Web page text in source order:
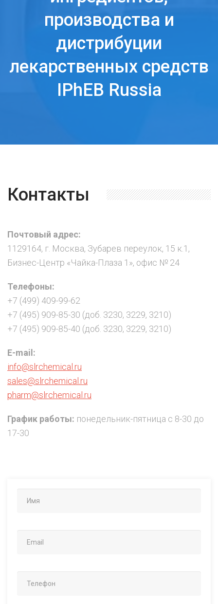
производства и
дистрибуции
лекарственных средств
IPhEB Russia
Контакты
Почтовый адрес:
1129164, г. Москва, Зубарев переулок, 15 к.1,
Бизнес-Центр «Чайка-Плаза 1», офис № 24
Телефоны:
+7 (499) 409-99-62
+7 (495) 909-85-30 (доб. 3230, 3229, 3210)
+7 (495) 909-85-40 (доб. 3230, 3229, 3210)
E-mail:
info@slrchemical.ru
sales@slrchemical.ru
pharm@slrchemical.ru
График работы: понедельник-пятница с 8-30 до
17-30